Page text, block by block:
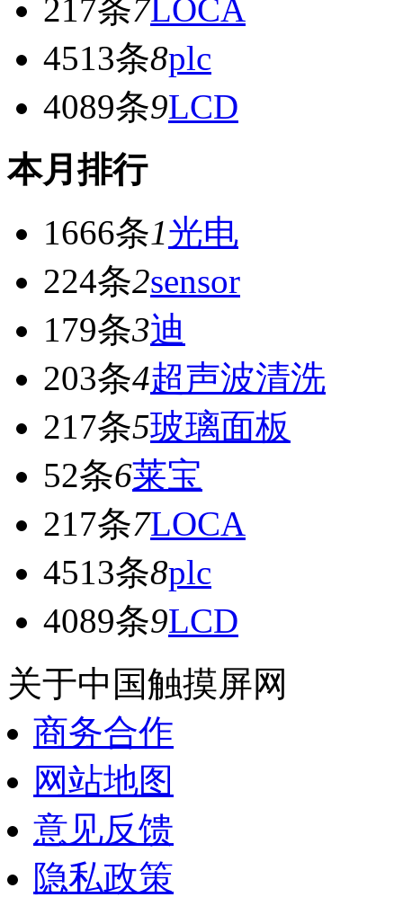
217条7LOCA
4513条8plc
4089条9LCD
本月排行
1666条1光电
224条2sensor
179条3迪
203条4超声波清洗
217条5玻璃面板
52条6莱宝
217条7LOCA
4513条8plc
4089条9LCD
关于中国触摸屏网
商务合作
网站地图
意见反馈
隐私政策